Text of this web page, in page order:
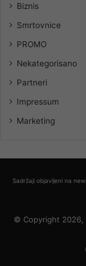
Biznis
Smrtovnice
PROMO
Nekategorisano
Partneri
Impressum
Marketing
Sadržaji objavljeni na
© Copyright 2026,